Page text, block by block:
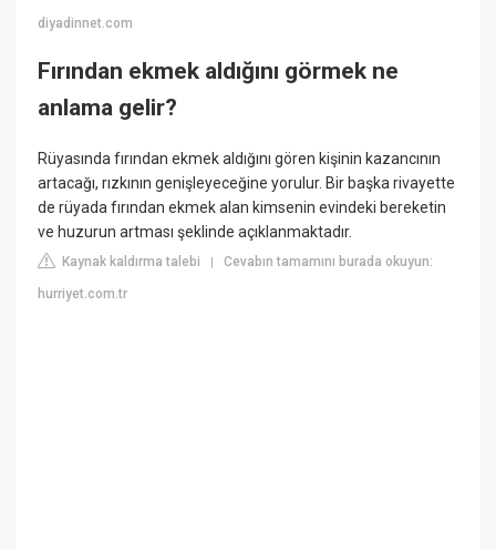
diyadinnet.com
Fırından ekmek aldığını görmek ne
anlama gelir?
Rüyasında fırından ekmek aldığını gören kişinin kazancının
artacağı, rızkının genişleyeceğine yorulur. Bir başka rivayette
de rüyada fırından ekmek alan kimsenin evindeki bereketin
ve huzurun artması şeklinde açıklanmaktadır.
Kaynak kaldırma talebi |Cevabın tamamını burada okuyun:
hurriyet.com.tr